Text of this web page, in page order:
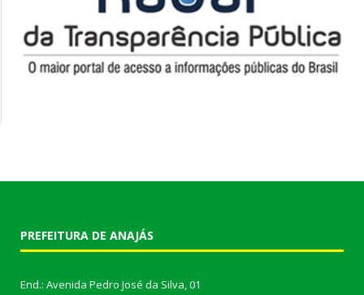
PREFEITURA DE ANAJÁS
End.: Avenida Pedro José da Silva, 01